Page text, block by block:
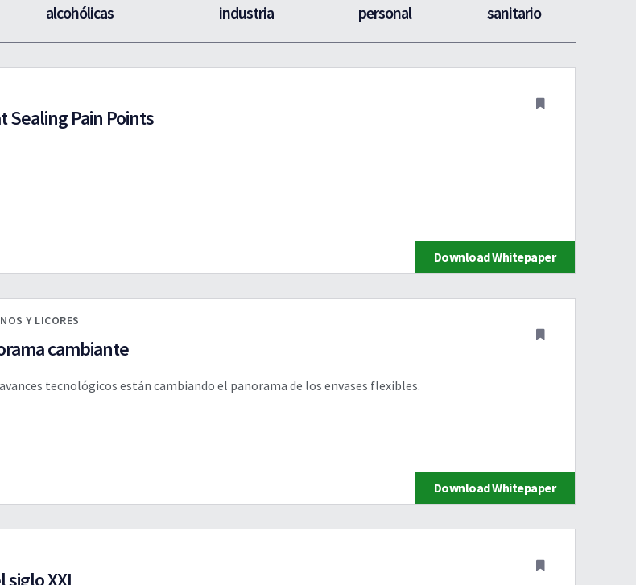
alcohólicas
industria
personal
sanitario
Pain Points
Download Whitepaper
Y LICORES
cambiante
tecnológicos están cambiando el panorama de los envases flexibles.
Download Whitepaper
XXI